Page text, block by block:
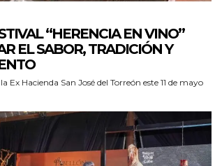
“HERENCIA EN VINO”
EL SABOR, TRADICIÓN Y